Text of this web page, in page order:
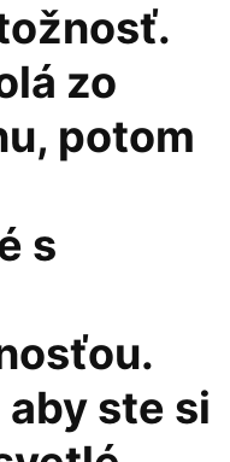
zo
potom
s
ste si